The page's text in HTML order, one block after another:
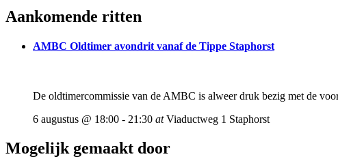
Aankomende ritten
AMBC Oldtimer avondrit vanaf de Tippe Staphorst
De oldtimercommissie van de AMBC is alweer druk bezig met de
6 augustus @ 18:00 - 21:30 atViaductweg 1 Staphorst
Mogelijk gemaakt door